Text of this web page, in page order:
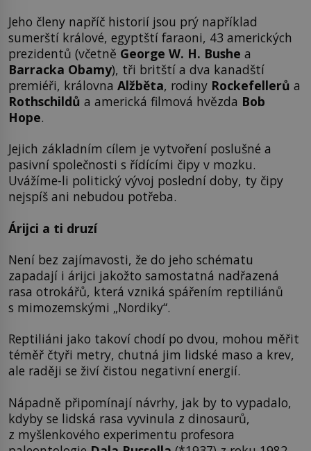
Jeho členy napříč historií jsou prý například
sumerští králové, egyptští faraoni, 43 amerických
prezidentů (včetně George W. H. Bushe a
Barracka Obamy), tři britští a dva kanadští
premiéři, královna Alžběta, rodiny Rockefellerů a
Rothschildů a americká filmová hvězda Bob
Hope.
Jejich základním cílem je vytvoření poslušné a
pasivní společnosti s řídícími čipy v mozku.
Uvážíme-li politický vývoj poslední doby, ty čipy
nejspíš ani nebudou potřeba.
Árijci a ti druzí
Není bez zajímavosti, že do jeho schématu
zapadají i árijci jakožto samostatná nadřazená
rasa otrokářů, která vzniká spářením reptiliánů
s mimozemskými „Nordiky“.
Reptiliáni jako takoví chodí po dvou, mohou měřit
téměř čtyři metry, chutná jim lidské maso a krev,
ale raději se živí čistou negativní energií.
Nápadně připomínají návrhy, jak by to vypadalo,
kdyby se lidská rasa vyvinula z dinosaurů,
z myšlenkového experimentu profesora